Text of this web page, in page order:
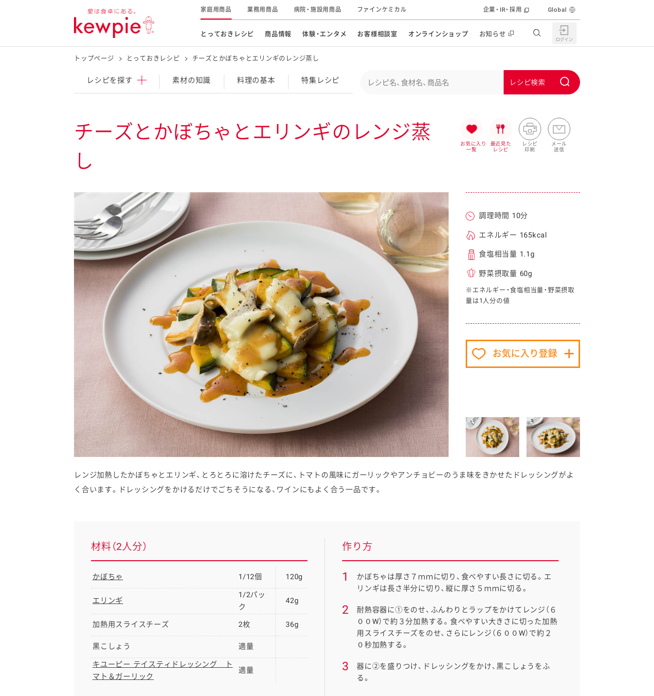
とっておきレシピ
料理の基本 特集レシピ
おすすめの特設サイト
キユーピー マヨネーズキッチン
明日もうれしい。サラダストック
おうちで作るポテトサラダ
おうちでミールストック
みんなの食と健康応援
商品情報
マヨネーズなど ドレッシングなど
料理の素・調理ソース
卵関連品
ベビーフード・幼児食 栄養・健康ケア商品
サプリメントなど スキンケア用品
ジャム、スプレッドなど パッケージサラダ
その他の商品サイト
体験・エンタメ
深谷テラス ヤサイな
仲間たちファーム
おたのしみコンテンツ
キユーピー３分
クッキング
キャンペーン・イベント
イベント協賛
お客様相談室 オンラインショップ お知らせ
家庭用商品 業務用商品 病院・施設用商品 ファインケミカル 企業・IR・採用
企業情報 グループの事業 食育活動
研究開発
採用情報
Global
トップページ とっておきレシピ チーズとかぼちゃとエリンギのレンジ蒸し
レシピを探す 素材の知識 料理の基本 特集 レシピ
m
i
チーズとかぼちゃとエリンギのレンジ蒸
し
お気に入り
一覧
最近見た
レシピ
レシピ
印刷
メール
送信
レンジ加熱したかぼちゃとエリンギ、とろとろに溶けたチーズに、トマトの風味にガーリックやアンチョビーのうま味をきかせたドレッシングがよ
く合います。ドレッシングをかけるだけでごちそうになる、ワインにもよく合う一品です。
調理時間 10分
エネルギー 165kcal
食塩相当量 1.1g
野菜摂取量 60g
※エネルギー・食塩相当量・野菜摂取
量は1人分の値
お気に入り登録
材料（2人分）
かぼちゃ 1/12個 120g
エリンギ
1/2パッ
ク
42g
加熱用スライスチーズ 2枚 36g
黒こしょう 適量
キユーピー テイスティドレッシング ト
マト＆ガーリック
適量
作り方
1
かぼちゃは厚さ７ｍｍに切り、食べやすい長さに切る。エ
リンギは長さ半分に切り、縦に厚さ５ｍｍに切る。
2
耐熱容器に①をのせ、ふんわりとラップをかけてレンジ（６
００W）で約３分加熱する。食べやすい大きさに切った加熱
用スライスチーズをのせ、さらにレンジ（６００W）で約２
０秒加熱する。
3
器に②を盛りつけ、ドレッシングをかけ、黒こしょうをふ
る。